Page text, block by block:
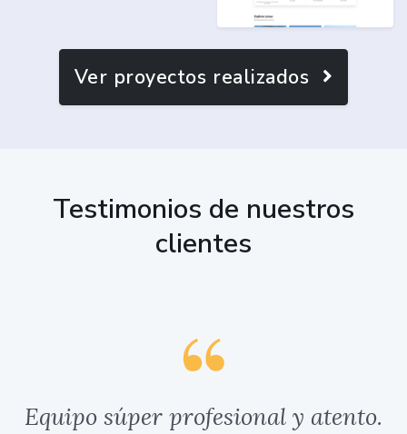
Ver proyectos realizados
Testimonios de nuestros
clientes
Equipo súper profesional y atento.